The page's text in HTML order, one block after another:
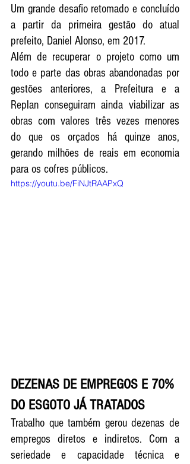
Um grande desafio retomado e concluído
a partir da primeira gestão do atual
prefeito, Daniel Alonso, em 2017.
Além de recuperar o projeto como um
todo e parte das obras abandonadas por
gestões anteriores, a Prefeitura e a
Replan conseguiram ainda viabilizar as
obras com valores três vezes menores
do que os orçados há quinze anos,
gerando milhões de reais em economia
para os cofres públicos.
https://youtu.be/FiNJtRAAPxQ
DEZENAS DE EMPREGOS E 70%
DO ESGOTO JÁ TRATADOS
Trabalho que também gerou dezenas de
empregos diretos e indiretos. Com a
seriedade e capacidade técnica e